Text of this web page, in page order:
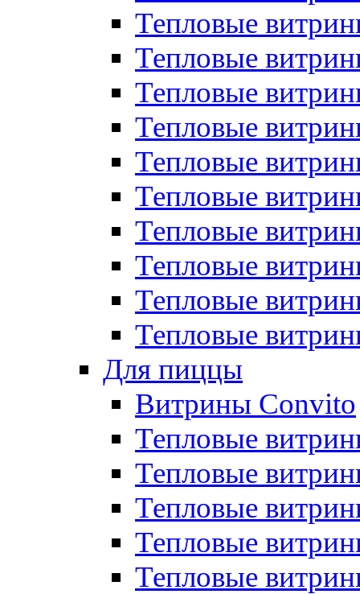
Тепловые
Тепловые
Тепловые
Тепловые
Тепловые
Тепловые
Тепловые
Тепловые
Тепловые
Тепловые
Для пиццы
Витрины Convito
Тепловые
Тепловые
Тепловые
Тепловые
Тепловые